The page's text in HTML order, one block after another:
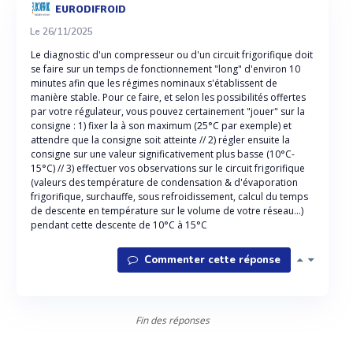
EURODIFROID
Le 26/11/2025
Le diagnostic d'un compresseur ou d'un circuit frigorifique doit
se faire sur un temps de fonctionnement "long" d'environ 10
minutes afin que les régimes nominaux s'établissent de
manière stable. Pour ce faire, et selon les possibilités offertes
par votre régulateur, vous pouvez certainement "jouer" sur la
consigne : 1) fixer la à son maximum (25°C par exemple) et
attendre que la consigne soit atteinte // 2) régler ensuite la
consigne sur une valeur significativement plus basse (10°C-
15°C) // 3) effectuer vos observations sur le circuit frigorifique
(valeurs des température de condensation & d'évaporation
frigorifique, surchauffe, sous refroidissement, calcul du temps
de descente en température sur le volume de votre réseau...)
pendant cette descente de 10°C à 15°C
Commenter cette réponse
Fin des réponses